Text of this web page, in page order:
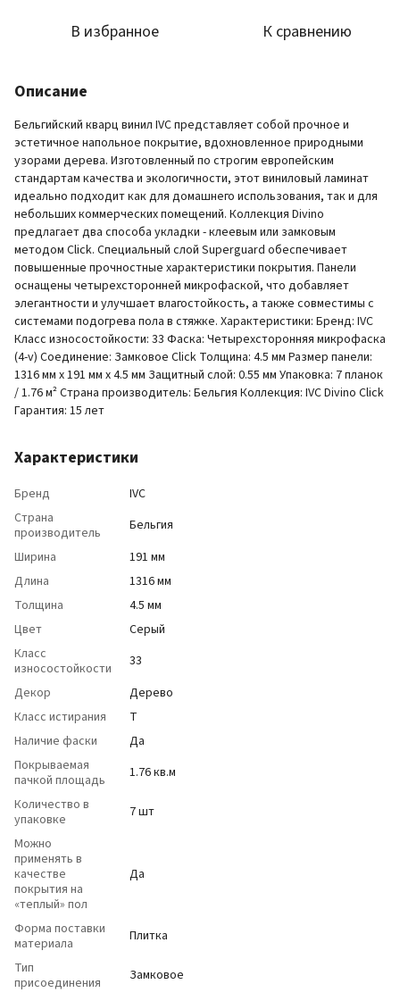
В избранное К сравнению
Описание
Бельгийский кварц винил IVC представляет собой прочное и
эстетичное напольное покрытие, вдохновленное природными
узорами дерева. Изготовленный по строгим европейским
стандартам качества и экологичности, этот виниловый ламинат
идеально подходит как для домашнего использования, так и для
небольших коммерческих помещений. Коллекция Divino
предлагает два способа укладки - клеевым или замковым
методом Click. Специальный слой Superguard обеспечивает
повышенные прочностные характеристики покрытия. Панели
оснащены четырехсторонней микрофаской, что добавляет
элегантности и улучшает влагостойкость, а также совместимы с
системами подогрева пола в стяжке. Характеристики: Бренд: IVC
Класс износостойкости: 33 Фаска: Четырехсторонняя микрофаска
(4-v) Соединение: Замковое Click Толщина: 4.5 мм Размер панели:
1316 мм x 191 мм x 4.5 мм Защитный слой: 0.55 мм Упаковка: 7 планок
/ 1.76 м² Страна производитель: Бельгия Коллекция: IVC Divino Click
Гарантия: 15 лет
Характеристики
Бренд
IVC
Страна
производитель
Бельгия
Ширина
191 мм
Длина
1316 мм
Толщина
4.5 мм
Цвет
Серый
Класс
износостойкости
33
Декор
Дерево
Класс истирания
T
Наличие фаски
Да
Покрываемая
пачкой площадь
1.76 кв.м
Количество в
упаковке
7 шт
Можно
применять в
качестве
покрытия на
«теплый» пол
Да
Форма поставки
материала
Плитка
Тип
присоединения
Замковое